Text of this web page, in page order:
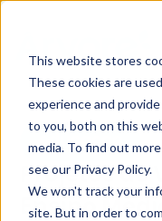
This website stores
These cookies are
experience and
to you, both on this
media. To find out
see our Privacy Policy.
We won't track your
site. But in order to
educacao
Projetos de
Ensino